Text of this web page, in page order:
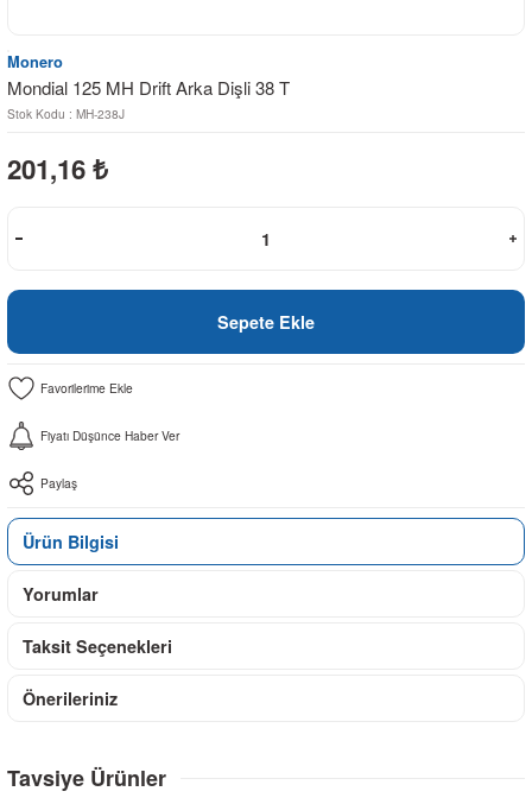
Monero
Mondial 125 MH Drift Arka Dişli 38 T
Stok Kodu : MH-238J
201,16 ₺
Sepete Ekle
Fiyatı Düşünce Haber Ver
Paylaş
Ürün Bilgisi
Yorumlar
Taksit Seçenekleri
Önerileriniz
Tavsiye Ürünler